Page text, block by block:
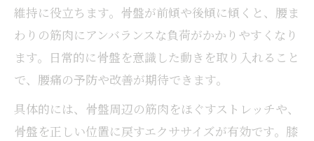
維持に役立ちます。骨盤が前傾や後傾に傾くと、腰ま
わりの筋肉にアンバランスな負荷がかかりやすくなり
ます。日常的に骨盤を意識した動きを取り入れること
で、腰痛の予防や改善が期待できます。
具体的には、骨盤周辺の筋肉をほぐすストレッチや、
骨盤を正しい位置に戻すエクササイズが有効です。膝